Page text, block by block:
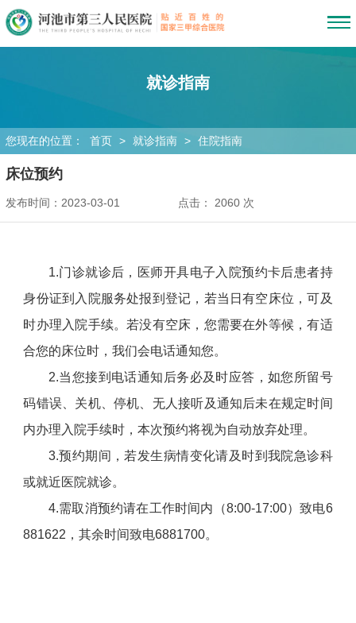
就诊指南
您现在的位置： 首页 > 就诊指南 > 住院指南
床位预约
发布时间：2023-03-01 点击： 2060 次
1.门诊就诊后，医师开具电子入院预约卡后患者持
身份证到入院服务处报到登记，若当日有空床位，可及
时办理入院手续。若没有空床，您需要在外等候，有适
合您的床位时，我们会电话通知您。
2.当您接到电话通知后务必及时应答，如您所留号
码错误、关机、停机、无人接听及通知后未在规定时间
内办理入院手续时，本次预约将视为自动放弃处理。
3.预约期间，若发生病情变化请及时到我院急诊科
或就近医院就诊。
4.需取消预约请在工作时间内（8:00-17:00）致电6
881622，其余时间致电6881700。